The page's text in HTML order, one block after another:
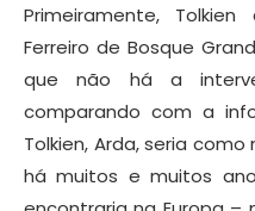
Primeiramente,
Ferreiro de Bosque
que não há a
comparando com a
Tolkien, Arda, seria
há muitos e muitos